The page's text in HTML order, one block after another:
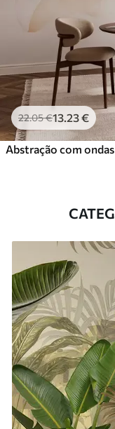
22.05€13 .23€
Abstração com ondas